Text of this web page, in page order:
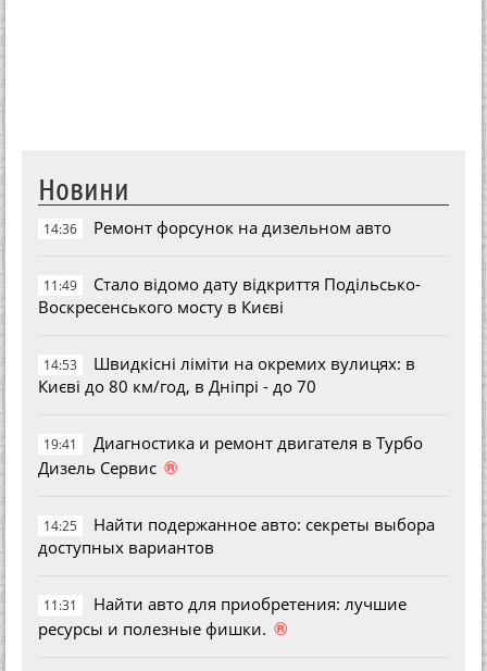
Новини
14:36 Ремонт форсунок на дизельном авто
11:49
Стало відомо дату відкриття Подільсько-
Воскресенського мосту в Києві
14:53
Швидкісні ліміти на окремих вулицях: в
Києві до 80 км/год, в Дніпрі - до 70
19:41
Диагностика и ремонт двигателя в Турбо
Дизель Сервис ®
14:25
Найти подержанное авто: секреты выбора
доступных вариантов
11:31
Найти авто для приобретения: лучшие
ресурсы и полезные фишки. ®